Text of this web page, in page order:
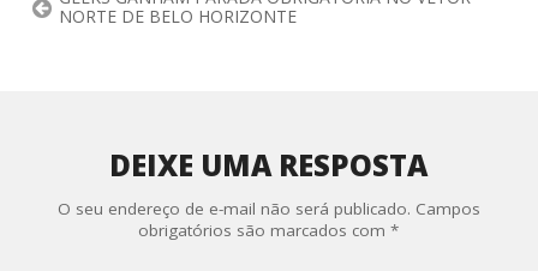
NORTE DE BELO HORIZONTE
DEIXE UMA RESPOSTA
O seu endereço de e-mail não será publicado. Campos
obrigatórios são marcados com*